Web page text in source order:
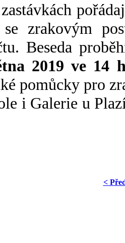
zrakovým
Beseda
2019 ve 14
pomůcky pro
i Galerie u
<